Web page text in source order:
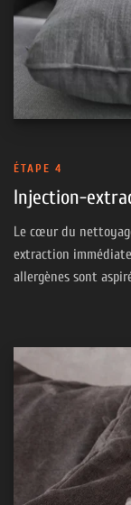
ÉTAPE 4
Injection-
Le cœur du
extraction
allergènes sont